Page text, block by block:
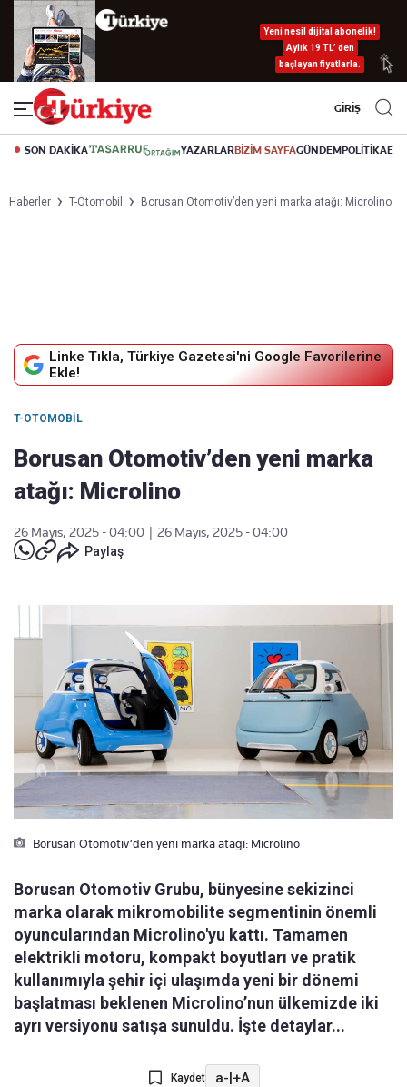
Yeni nesil dijital abonelik!
Aylık 19 TL’ den
başlayan fiyatlarla.
GİRİŞ
SON DAKİKA YAZARLARBİZİM SAYFAGÜNDEMPOLİTİKA
Haberler T-Otomobil Borusan Otomotiv’den yeni marka atağı: Microlino
Linke Tıkla, Türkiye Gazetesi'ni Google Favorilerine
Ekle!
T-OTOMOBIL
Borusan Otomotiv’den yeni marka
atağı: Microlino
26 Mayıs, 2025 - 04:00
26 Mayıs, 2025 - 04:00
Paylaş
Borusan Otomotiv’den yeni marka atagi: Microlino
Borusan Otomotiv Grubu, bünyesine sekizinci
marka olarak mikromobilite segmentinin önemli
oyuncularından Microlino'yu kattı. Tamamen
elektrikli motoru, kompakt boyutları ve pratik
kullanımıyla şehir içi ulaşımda yeni bir dönemi
başlatması beklenen Microlino’nun ülkemizde iki
ayrı versiyonu satışa sunuldu. İşte detaylar...
Kaydet a-|+A